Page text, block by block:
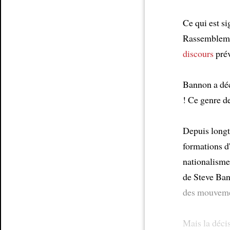
Ce qui est
discours
Bannon a
! Ce genre
Depuis
formations
de Steve
des
Mais la